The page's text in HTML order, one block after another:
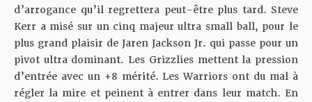
d’arrogance qu’il regrettera peut-être plus tard. Steve
Kerr a misé sur un cinq majeur ultra small ball, pour le
plus grand plaisir de Jaren Jackson Jr. qui passe pour un
pivot ultra dominant. Les Grizzlies mettent la pression
d’entrée avec un +8 mérité. Les Warriors ont du mal à
régler la mire et peinent à entrer dans leur match. En